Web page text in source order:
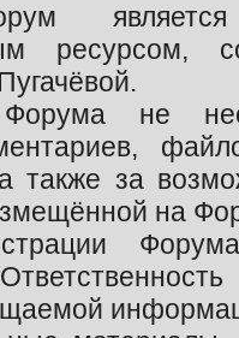
является
ресурсом,
Форума не
также за
на